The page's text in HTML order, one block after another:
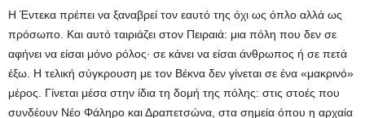
Η Έντεκα πρέπει να ξαναβρεί τον εαυτό της όχι ως όπλο αλλά ως
πρόσωπο. Και αυτό ταιριάζει στον Πειραιά: μια πόλη που δεν σε
αφήνει να είσαι μόνο ρόλος· σε κάνει να είσαι άνθρωπος ή σε πετά
έξω. Η τελική σύγκρουση με τον Βέκνα δεν γίνεται σε ένα «μακρινό»
μέρος. Γίνεται μέσα στην ίδια τη δομή της πόλης: στις στοές που
συνδέουν Νέο Φάληρο και Δραπετσώνα, στα σημεία όπου η αρχαία